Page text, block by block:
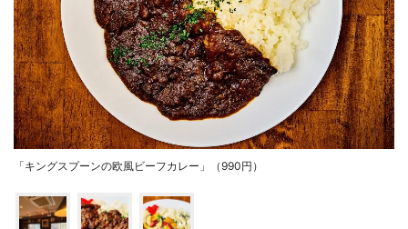
「キングスプーンの欧風ビーフカレー」（990円）